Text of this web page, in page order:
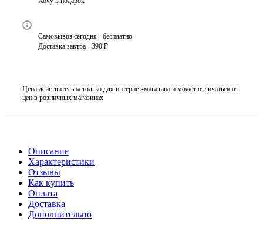
Самовывоз сегодня - бесплатно
Доставка завтра - 390 ₽
Цена действительна только для интернет-магазина и может отличаться от
цен в розничных магазинах
Описание
Характеристики
Отзывы
Как купить
Оплата
Доставка
Дополнительно